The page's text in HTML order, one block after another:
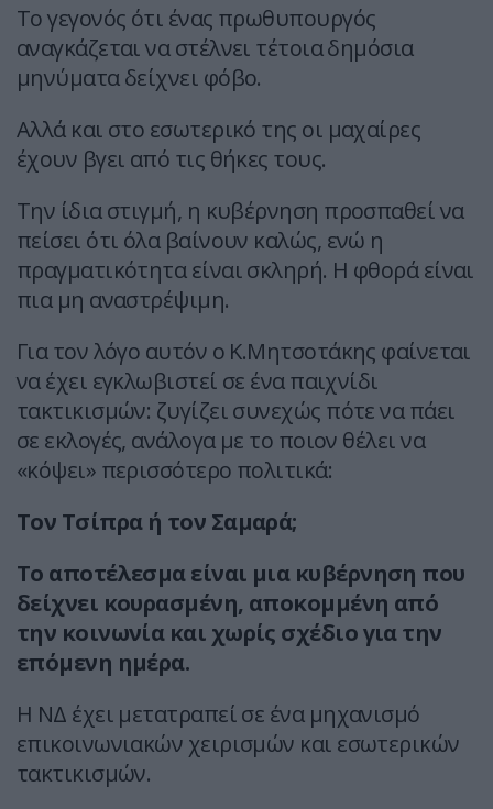
Το γεγονός ότι ένας πρωθυπουργός
αναγκάζεται να στέλνει τέτοια δημόσια
μηνύματα δείχνει φόβο.
Αλλά και στο εσωτερικό της οι μαχαίρες
έχουν βγει από τις θήκες τους.
Την ίδια στιγμή, η κυβέρνηση προσπαθεί να
πείσει ότι όλα βαίνουν καλώς, ενώ η
πραγματικότητα είναι σκληρή. Η φθορά είναι
πια μη αναστρέψιμη.
Για τον λόγο αυτόν ο Κ.Μητσοτάκης φαίνεται
να έχει εγκλωβιστεί σε ένα παιχνίδι
τακτικισμών: ζυγίζει συνεχώς πότε να πάει
σε εκλογές, ανάλογα με το ποιον θέλει να
«κόψει» περισσότερο πολιτικά:
Τον Τσίπρα ή τον Σαμαρά;
Το αποτέλεσμα είναι μια κυβέρνηση που
δείχνει κουρασμένη, αποκομμένη από
την κοινωνία και χωρίς σχέδιο για την
επόμενη ημέρα.
Η ΝΔ έχει μετατραπεί σε ένα μηχανισμό
επικοινωνιακών χειρισμών και εσωτερικών
τακτικισμών.